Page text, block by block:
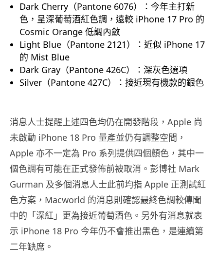
Dark Cherry（Pantone 6076）：今年主打新
色，呈深葡萄酒紅色調，遠較 iPhone 17 Pro 的
Cosmic Orange 低調內斂
Light Blue（Pantone 2121）：近似 iPhone 17
的 Mist Blue
Dark Gray（Pantone 426C）：深灰色選項
Silver（Pantone 427C）：接近現有機款的銀色
消息人士提醒上述四色均仍在開發階段，Apple 尚
未啟動 iPhone 18 Pro 量產並仍有調整空間，
Apple 亦不一定為 Pro 系列提供四個顏色，其中一
個色調有可能在正式發佈前被取消。彭博社 Mark
Gurman 及多個消息人士此前均指 Apple 正測試紅
色方案，Macworld 的消息則確認最終色調較傳聞
中的「深紅」更為接近葡萄酒色。另外有消息就表
示 iPhone 18 Pro 今年仍不會推出黑色，是連續第
二年缺席。